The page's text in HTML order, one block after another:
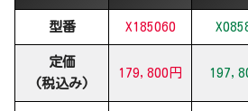
型番 X185060
定価
(税込み)
179,800円